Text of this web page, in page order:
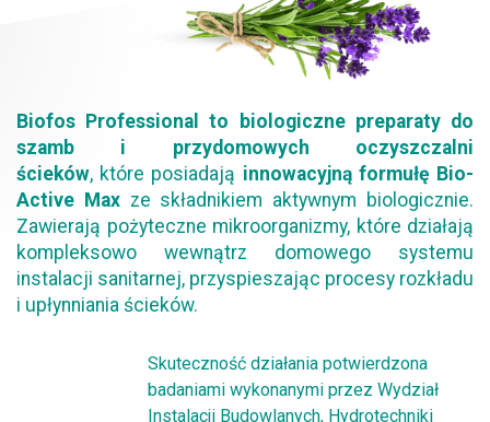
Biofos Professional to biologiczne preparaty do
szamb i przydomowych oczyszczalni
ścieków, które posiadają innowacyjną formułę Bio-
Active Maxze składnikiem aktywnym biologicznie.
Zawierają pożyteczne mikroorganizmy, które działają
kompleksowo wewnątrz domowego systemu
instalacji sanitarnej, przyspieszając procesy rozkładu
i upłynniania ścieków.
Skuteczność działania potwierdzona
badaniami wykonanymi przez Wydział
Instalacji Budowlanych, Hydrotechniki